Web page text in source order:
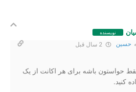
نویسنده
حسین
حواستون باشه برای هر اکانت از یک
کنید.